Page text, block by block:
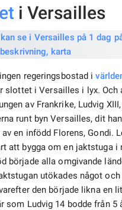
i Versailles
regeringsbostad i
slottet i Versailles i lyx. Och
av Frankrike, Ludvig
runt byn Versailles, dit
en infödd Florens, Gondi.
att bygga om en jaktstuga i
började alla omgivande
utökades något
den började likna en
som Ludvig 14 bodde från 5